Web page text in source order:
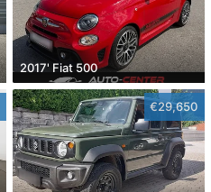
2017' Fiat 500
€29,650